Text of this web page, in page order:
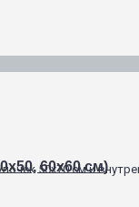
60х60 см)
50х70 см и